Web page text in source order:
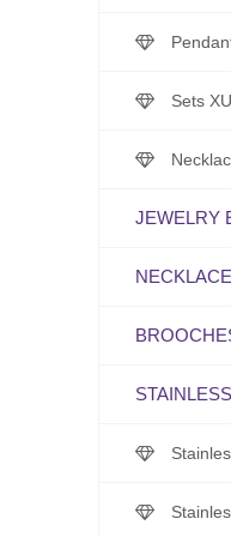
Sets
JEWELRY